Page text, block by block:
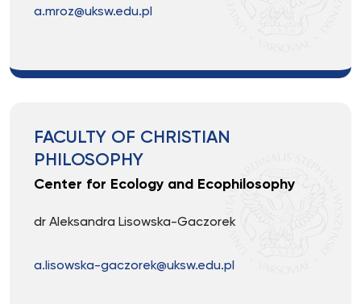
a.mroz@uksw.edu.pl
FACULTY OF CHRISTIAN
PHILOSOPHY
Center for Ecology and Ecophilosophy
dr Aleksandra Lisowska-Gaczorek
a.lisowska-gaczorek@uksw.edu.pl